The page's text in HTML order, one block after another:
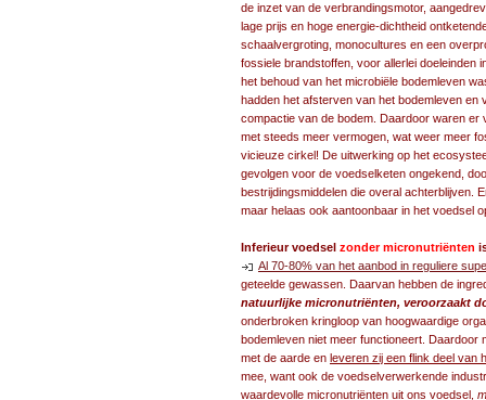
de inzet van de verbrandingsmotor,
lage prijs en hoge energie-dichtheid
schaalvergroting, monocultures en een
fossiele brandstoffen, voor allerlei doeleinden
het behoud van het microbiële bodemleven
hadden het afsterven van het bodemleven
compactie van de bodem. Daardoor waren
met steeds meer vermogen, wat weer meer
vicieuze cirkel! De uitwerking op het
gevolgen voor de voedselketen ongekend,
bestrijdingsmiddelen die overal achterblijven.
maar helaas ook aantoonbaar in het voedsel
Inferieur voedsel zonder micronutriënten
Al 70-80% van het aanbod in reguliere
geteelde gewassen. Daarvan hebben de
natuurlijke micronutriënten, veroorzaakt
onderbroken kringloop van hoogwaardige
bodemleven niet meer functioneert. Daardoor
met de aarde en leveren zij een flink deel van
mee, want ook de voedselverwerkende
waardevolle micronutriënten uit ons voedsel,